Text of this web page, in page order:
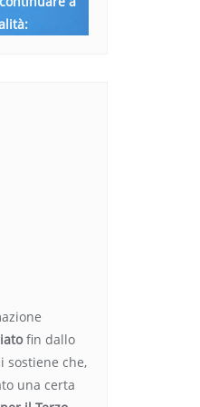
fin dallo
sostiene che,
una certa